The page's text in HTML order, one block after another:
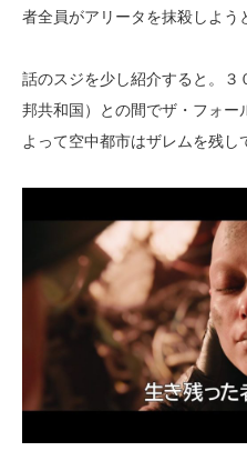
者全員がアリータを抹殺しよう
話のスジを少し紹介すると。３
邦共和国）との間でザ・フォー
よって空中都市はザレムを残し